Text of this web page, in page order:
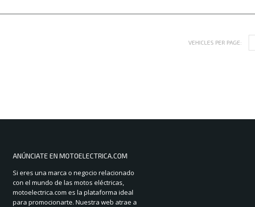
VEHICLES PER PAGE:
ANÚNCIATE EN MOTOELECTRICA.COM
Si eres una marca o negocio relacionado
con el mundo de las motos eléctricas,
motoelectrica.com es la plataforma ideal
para promocionarte. Nuestra web atrae a